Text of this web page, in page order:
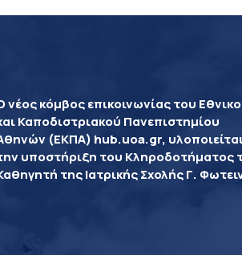
νέος κόμβος επικοινωνίας του
Καποδιστριακού Πανεπιστημίου
(ΕΚΠΑ) hub.uoa.gr,
υποστήριξη του Κληροδοτήματος
της Ιατρικής Σχολής Γ.